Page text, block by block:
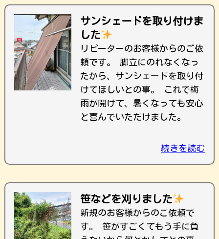
サンシェードを取り付けま
した
リピーターのお客様からのご依
頼です。 脚立にのれなくなっ
たから、サンシェードを取り付
けてほしいとの事。 これで梅
雨が開けて、暑くなっても安心
と喜んでいただけました。
続きを読む
笹などを刈りました
新規のお客様からのご依頼で
す。 笹がすごくてもう手に負